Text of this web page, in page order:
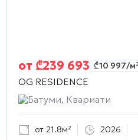
от ₾239 693 ₾10 997/
OG RESIDENCE
Батуми, Квариати
от 21.8м² 2026